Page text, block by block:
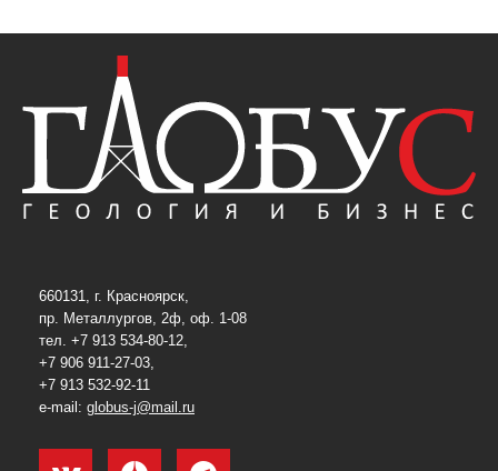
660131, г. Красноярск,
пр. Металлургов, 2ф, оф. 1-08
тел. +7 913 534-80-12,
+7 906 911-27-03,
+7 913 532-92-11
e-mail: globus-j@mail.ru